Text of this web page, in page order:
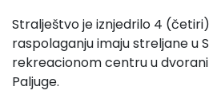
Stralještvo je iznjedrilo 4
raspolaganju imaju streljane u
rekreacionom centru u dvorani
Paljuge.